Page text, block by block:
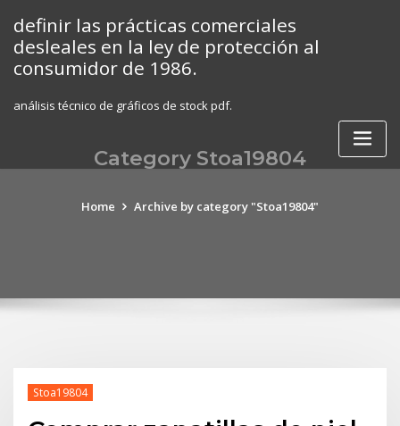
content
definir las prácticas comerciales
desleales en la ley de protección al
consumidor de 1986.
análisis técnico de gráficos de stock pdf.
Category Stoa19804
Home Archive by category "Stoa19804"
Stoa19804